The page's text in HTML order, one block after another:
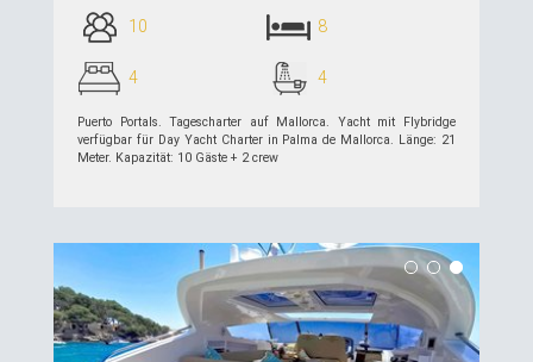
10 8
4 4
Puerto Portals. Tagescharter auf Mallorca. Yacht mit Flybridge
verfügbar für Day Yacht Charter in Palma de Mallorca. Länge: 21
Meter. Kapazität: 10 Gäste + 2 crew
siehe Details >>